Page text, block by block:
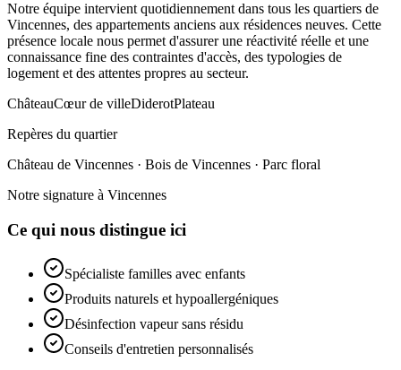
Notre équipe intervient quotidiennement dans tous les quartiers de
Vincennes, des appartements anciens aux résidences neuves. Cette
présence locale nous permet d'assurer une réactivité réelle et une
connaissance fine des contraintes d'accès, des typologies de
logement et des attentes propres au secteur.
ChâteauCœur de villeDiderotPlateau
Repères du quartier
Château de Vincennes · Bois de Vincennes · Parc floral
Notre signature à Vincennes
Ce qui nous distingue ici
Spécialiste familles avec enfants
Produits naturels et hypoallergéniques
Désinfection vapeur sans résidu
Conseils d'entretien personnalisés